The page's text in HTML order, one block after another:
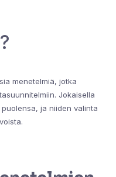
menetelmiä, jotka
Jokaisella
ja niiden valinta